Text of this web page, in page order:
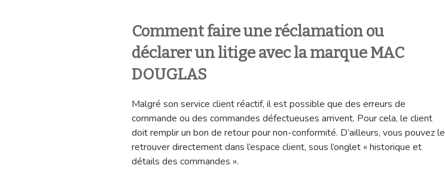
Comment faire une réclamation ou
déclarer un litige avec la marque MAC
DOUGLAS
Malgré son service client réactif, il est possible que des erreurs de
commande ou des commandes défectueuses arrivent. Pour cela, le client
doit remplir un bon de retour pour non-conformité. D’ailleurs, vous pouvez le
retrouver directement dans l’espace client, sous l’onglet « historique et
détails des commandes ».